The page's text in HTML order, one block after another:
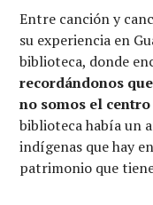
Entre canción y
su experiencia en
biblioteca, donde
recordándonos
no somos el
biblioteca había un
indígenas que hay
patrimonio que